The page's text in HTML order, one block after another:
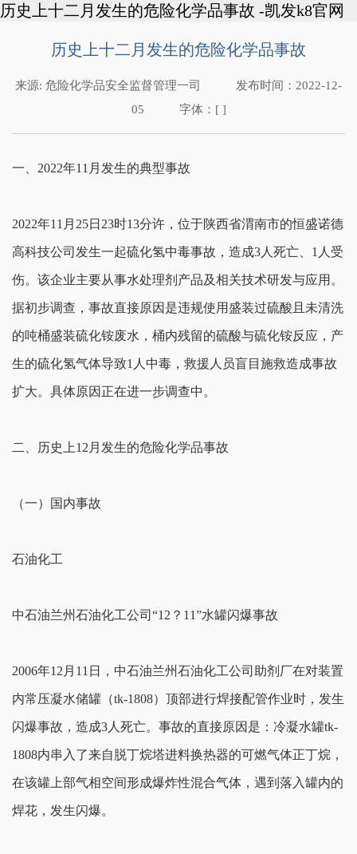
历史上十二月发生的危险化学品事故 -凯发k8官网
历史上十二月发生的危险化学品事故
来源: 危险化学品安全监督管理一司 发布时间： 2022-12-
05
字体：[ ]
一、2022年11月发生的典型事故
2022年11月25日23时13分许，位于陕西省渭南市的恒盛诺德
高科技公司发生一起硫化氢中毒事故，造成3人死亡、1人受
伤。该企业主要从事水处理剂产品及相关技术研发与应用。
据初步调查，事故直接原因是违规使用盛装过硫酸且未清洗
的吨桶盛装硫化铵废水，桶内残留的硫酸与硫化铵反应，产
生的硫化氢气体导致1人中毒，救援人员盲目施救造成事故
扩大。具体原因正在进一步调查中。
二、历史上12月发生的危险化学品事故
（一）国内事故
石油化工
中石油兰州石油化工公司“12？11”水罐闪爆事故
2006年12月11日，中石油兰州石油化工公司助剂厂在对装置
内常压凝水储罐（tk-1808）顶部进行焊接配管作业时，发生
闪爆事故，造成3人死亡。事故的直接原因是：冷凝水罐tk-
1808内串入了来自脱丁烷塔进料换热器的可燃气体正丁烷，
在该罐上部气相空间形成爆炸性混合气体，遇到落入罐内的
焊花，发生闪爆。